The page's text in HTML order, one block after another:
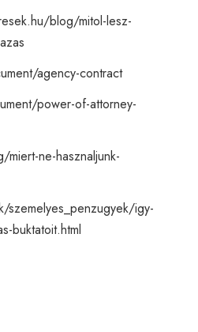
blog/mitol-lesz-
agency-contract
power-of-attorney-
ne-hasznaljunk-
szemelyes_penzugyek/igy-
buktatoit.html